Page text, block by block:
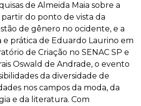
de Almeida Maia sobre a
partir do ponto de vista da
de gênero no ocidente, e a
e prática de Eduardo Laurino em
de Criação no SENAC SP e
Oswald de Andrade, o evento
da diversidade de
nos campos da moda, da
e da literatura. Com